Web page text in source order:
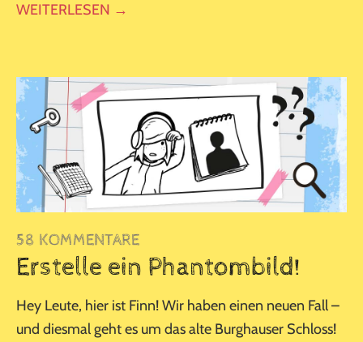
WEITERLESEN →
58 KOMMENTARE
Erstelle ein Phantombild!
Hey Leute, hier ist Finn! Wir haben einen neuen Fall –
und diesmal geht es um das alte Burghauser Schloss!